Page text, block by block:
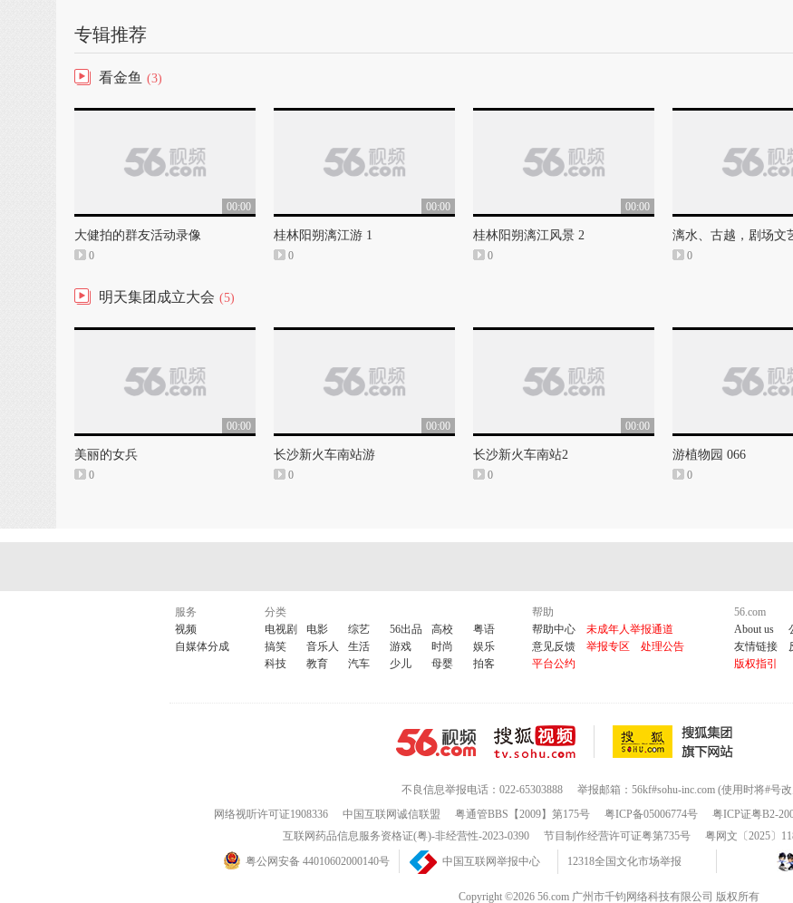
专辑推荐
看金鱼 (3)
00:00
大健拍的群友活动录像
0
00:00
桂林阳朔漓江游 1
0
00:00
桂林阳朔漓江风景 2
0
漓水、古越，剧场文
0
明天集团成立大会 (5)
00:00
美丽的女兵
0
00:00
长沙新火车南站游
0
00:00
长沙新火车南站2
0
游植物园 066
0
服务
视频
自媒体分成
分类
电视剧
电影 综艺 56出品 高校
粤语
搞笑
音乐人 生活 游戏 时尚
娱乐
科技
教育 汽车 少儿 母婴 拍客
帮助
帮助中心
未成年人举报通道
意见反馈
举报专区
处理公告
平台公约
56.com
About us
友情链接
版权指引
不良信息举报电话：022-65303888
举报邮箱：56kf#sohu-inc.com (使用时将#号
网络视听许可证1908336
中国互联网诚信联盟 粤通管BBS【2009】第175号 粤ICP备05006774号 粤ICP证粤B2-
互联网药品信息服务资格证(粤)-非经营性-2023-0390
节目制作经营许可证粤第735号 粤网文〔2025〕
粤公网安备 44010602000140号
中国互联网举报中心 12318全国文化市场举报
Copyright ©2026 56.com 广州市千钧网络科技有限公司 版权所有